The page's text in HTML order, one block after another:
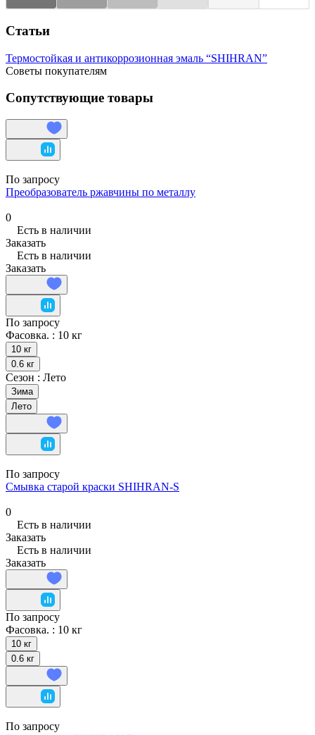
Статьи
Термостойкая и антикоррозионная эмаль “SHIHRAN”
Советы покупателям
Сопутствующие товары
По запросу
Преобразователь ржавчины по металлу
0
Есть в наличии
Заказать
Есть в наличии
Заказать
По запросу
Фасовка. : 10 кг
10 кг
0.6 кг
Сезон : Лето
Зима
Лето
По запросу
Смывка старой краски SHIHRAN-S
0
Есть в наличии
Заказать
Есть в наличии
Заказать
По запросу
Фасовка. : 10 кг
10 кг
0.6 кг
По запросу